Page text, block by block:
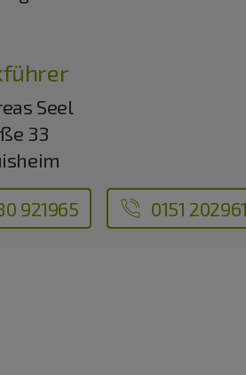
Seel
33
921965 0151